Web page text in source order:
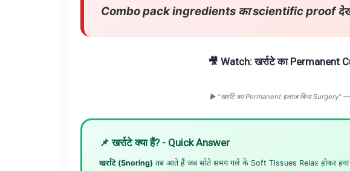
Combo pack ingredients का scientific proof
🎥 Watch: खर्राटे का Permanent
▶️ "खर्राटे का Permanent इलाज बिना Surgery"
📌 खर्राटे क्या हैं? - Quick Answer
खर्राटे (Snoring) तब आते हैं जब सोते समय गले के Soft Tissues Relax होकर हवा